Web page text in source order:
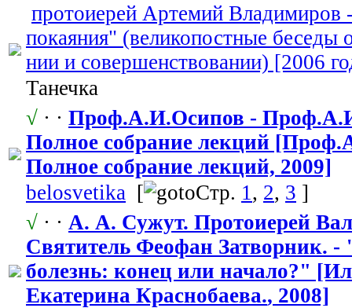
протоиерей Артемий Владимиров
покаяния" (великопостны​е беседы
нии и совершенство​вании) [2006
Танечка
√ · · Проф.А.И.Оси​пов -
Полное собрание лекций
Полное собрание лекций, 2009]
belosvetika [ Стр. 1 , 2, 3 ]
√ · · А. А. Сужут. Протоиерей
Святитель Феофан Затворник. -
болезнь: конец или начало?"
Екатерина Краснобаева.​, 2008]